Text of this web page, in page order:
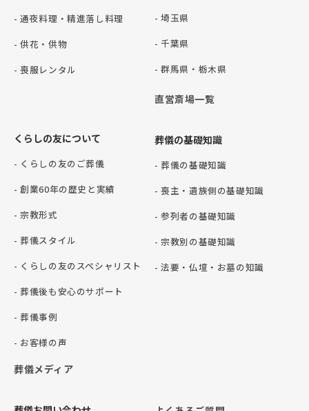
- 通夜料理・精進落し料理
- 供花・供物
- 喪服レンタル
- 埼玉県
- 千葉県
- 群⾺県・栃⽊県
直営斎場一覧
くらしの友について
- くらしの友のご葬儀
- 創業60年の歴史と実績
- 宗教形式
- 葬儀スタイル
- くらしの友のスペシャリスト
- 葬儀後も安心のサポート
- 葬儀事例
- お客様の声
葬儀メディア
葬儀の基礎知識
- 葬儀の基礎知識
- 喪主・遺族側の基礎知識
- 参列者の基礎知識
- 宗教別の基礎知識
- 法要・仏壇・お墓の知識